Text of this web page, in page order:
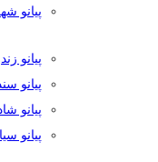
پیانو
پیانو
پیانو
پیانو
پیانو